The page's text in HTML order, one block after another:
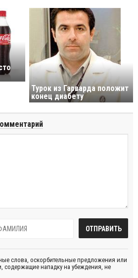
Турок из Гарварда положит
конец диабету
слова, оскорбительные предложения или
содержащие нападку на убеждения, не